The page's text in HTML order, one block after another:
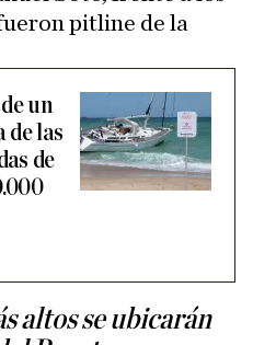
pitline de la
un
de las
de
altos se ubicarán